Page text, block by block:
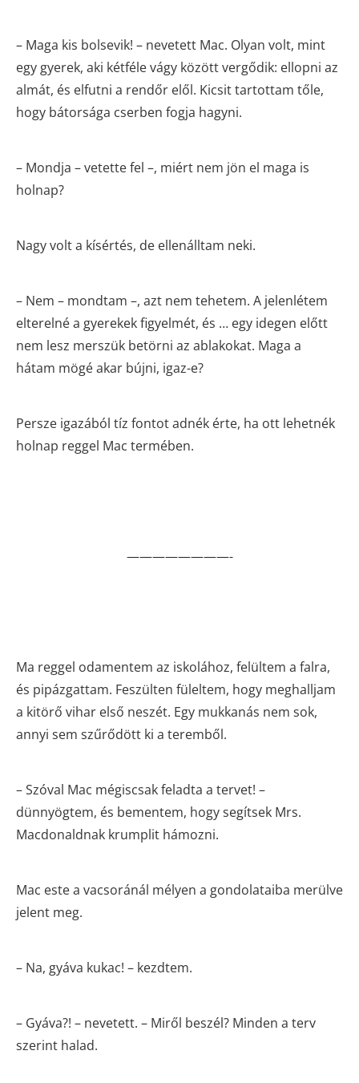
– Maga kis bolsevik! – nevetett Mac. Olyan volt, mint
egy gyerek, aki kétféle vágy között vergődik: ellopni az
almát, és elfutni a rendőr elől. Kicsit tartottam tőle,
hogy bátorsága cserben fogja hagyni.
– Mondja – vetette fel –, miért nem jön el maga is
holnap?
Nagy volt a kísértés, de ellenálltam neki.
– Nem – mondtam –, azt nem tehetem. A jelenlétem
elterelné a gyerekek figyelmét, és … egy idegen előtt
nem lesz merszük betörni az ablakokat. Maga a
hátam mögé akar bújni, igaz-e?
Persze igazából tíz fontot adnék érte, ha ott lehetnék
holnap reggel Mac termében.
————————-
Ma reggel odamentem az iskolához, felültem a falra,
és pipázgattam. Feszülten füleltem, hogy meghalljam
a kitörő vihar első neszét. Egy mukkanás nem sok,
annyi sem szűrődött ki a teremből.
– Szóval Mac mégiscsak feladta a tervet! –
dünnyögtem, és bementem, hogy segítsek Mrs.
Macdonaldnak krumplit hámozni.
Mac este a vacsoránál mélyen a gondolataiba merülve
jelent meg.
– Na, gyáva kukac! – kezdtem.
– Gyáva?! – nevetett. – Miről beszél? Minden a terv
szerint halad.